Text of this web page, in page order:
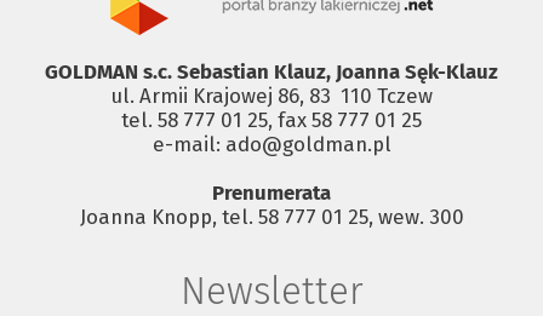
GOLDMAN s.c. Sebastian Klauz, Joanna Sęk-Klauz
ul. Armii Krajowej 86, 83 ­ 110 Tczew
tel. 58 777 01 25, fax 58 777 01 25
e-mail: ado@goldman.pl
Prenumerata
Joanna Knopp, tel. 58 777 01 25, wew. 300
Newsletter